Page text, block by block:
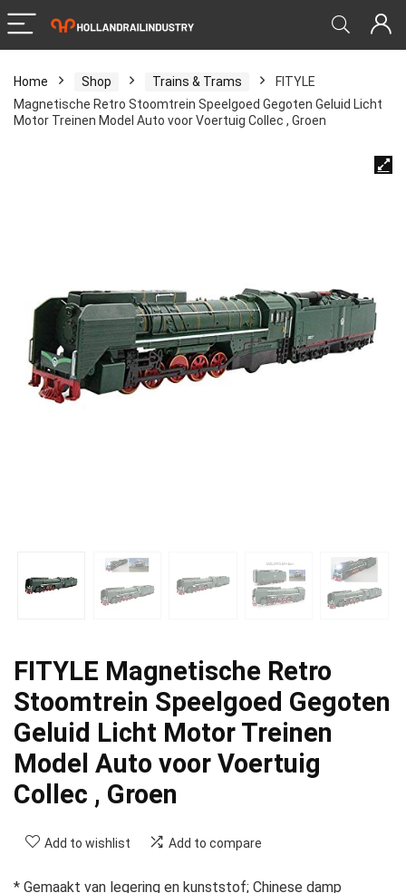
Home Shop Trains & Trams
FITYLE
Magnetische Retro Stoomtrein Speelgoed Gegoten Geluid Licht
Motor Treinen Model Auto voor Voertuig Collec , Groen
FITYLE Magnetische Retro
Stoomtrein Speelgoed Gegoten
Geluid Licht Motor Treinen
Model Auto voor Voertuig
Collec , Groen
Add to wishlist Add to compare
* Gemaakt van legering en kunststof; Chinese damp